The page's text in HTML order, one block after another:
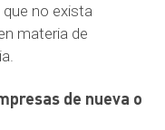
no exista
materia de
de nueva o